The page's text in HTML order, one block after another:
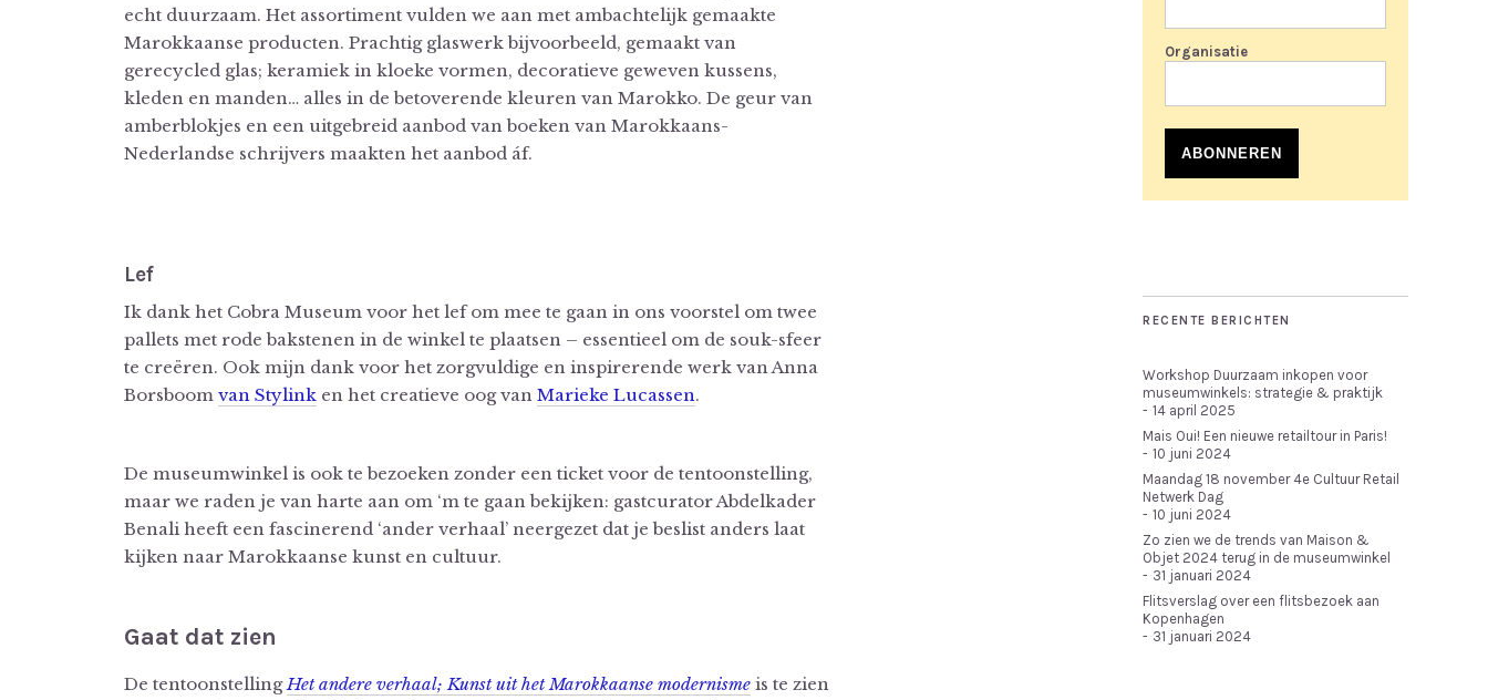
echt duurzaam. Het assortiment vulden we aan met ambachtelijk gemaakte
Marokkaanse producten. Prachtig glaswerk bijvoorbeeld, gemaakt van
gerecycled glas; keramiek in kloeke vormen, decoratieve geweven kussens,
kleden en manden… alles in de betoverende kleuren van Marokko. De geur van
amberblokjes en een uitgebreid aanbod van boeken van Marokkaans-
Nederlandse schrijvers maakten het aanbod áf.
Lef
Ik dank het Cobra Museum voor het lef om mee te gaan in ons voorstel om twee
pallets met rode bakstenen in de winkel te plaatsen – essentieel om de souk-sfeer
te creëren. Ook mijn dank voor het zorgvuldige en inspirerende werk van Anna
Borsboom van Stylink en het creatieve oog van Marieke Lucassen.
De museumwinkel is ook te bezoeken zonder een ticket voor de tentoonstelling,
maar we raden je van harte aan om ‘m te gaan bekijken: gastcurator Abdelkader
Benali heeft een fascinerend ‘ander verhaal’ neergezet dat je beslist anders laat
kijken naar Marokkaanse kunst en cultuur.
Gaat dat zien
De tentoonstellingHet andere verhaal; Kunst uit het Marokkaanse modernisme is te zien
Organisatie
ABONNEREN
RECENTE BERICHTEN
Workshop Duurzaam inkopen voor
museumwinkels: strategie & praktijk
14 april 2025
Mais Oui! Een nieuwe retailtour in Paris!
10 juni 2024
Maandag 18 november 4e Cultuur Retail
Netwerk Dag
10 juni 2024
Zo zien we de trends van Maison &
Objet 2024 terug in de museumwinkel
31 januari 2024
Flitsverslag over een flitsbezoek aan
Kopenhagen
31 januari 2024